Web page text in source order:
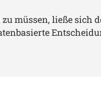
müssen, ließe sich